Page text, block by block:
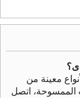
معينة من
الممسوحة، اتصل